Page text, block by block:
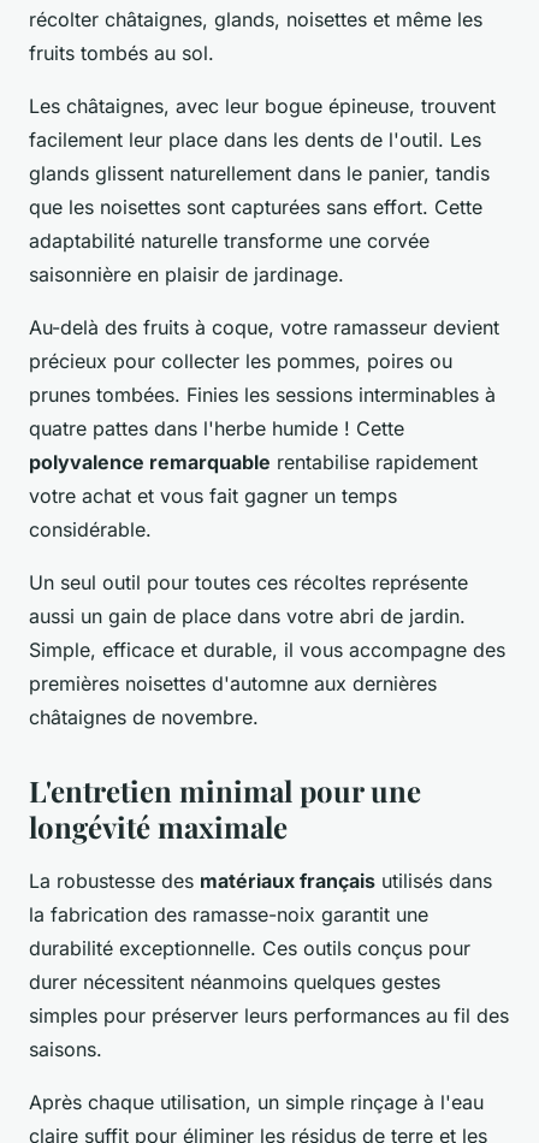
récolter châtaignes, glands, noisettes et même les
fruits tombés au sol.
Les châtaignes, avec leur bogue épineuse, trouvent
facilement leur place dans les dents de l'outil. Les
glands glissent naturellement dans le panier, tandis
que les noisettes sont capturées sans effort. Cette
adaptabilité naturelle transforme une corvée
saisonnière en plaisir de jardinage.
Au-delà des fruits à coque, votre ramasseur devient
précieux pour collecter les pommes, poires ou
prunes tombées. Finies les sessions interminables à
quatre pattes dans l'herbe humide ! Cette
polyvalence remarquable rentabilise rapidement
votre achat et vous fait gagner un temps
considérable.
Un seul outil pour toutes ces récoltes représente
aussi un gain de place dans votre abri de jardin.
Simple, efficace et durable, il vous accompagne des
premières noisettes d'automne aux dernières
châtaignes de novembre.
L'entretien minimal pour une
longévité maximale
La robustesse des matériaux français utilisés dans
la fabrication des ramasse-noix garantit une
durabilité exceptionnelle. Ces outils conçus pour
durer nécessitent néanmoins quelques gestes
simples pour préserver leurs performances au fil des
saisons.
Après chaque utilisation, un simple rinçage à l'eau
claire suffit pour éliminer les résidus de terre et les